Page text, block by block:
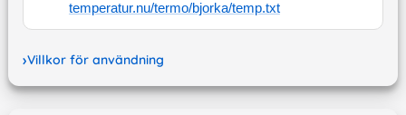
temperatur.nu/termo/bjorka/temp.txt
Villkor för användning